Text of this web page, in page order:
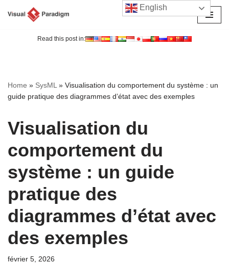
Read this post in:
Home » SysML» Visualisation du comportement du système : un
guide pratique des diagrammes d’état avec des exemples
Visualisation du
comportement du
système : un guide
pratique des
diagrammes d’état avec
des exemples
février 5, 2026
English